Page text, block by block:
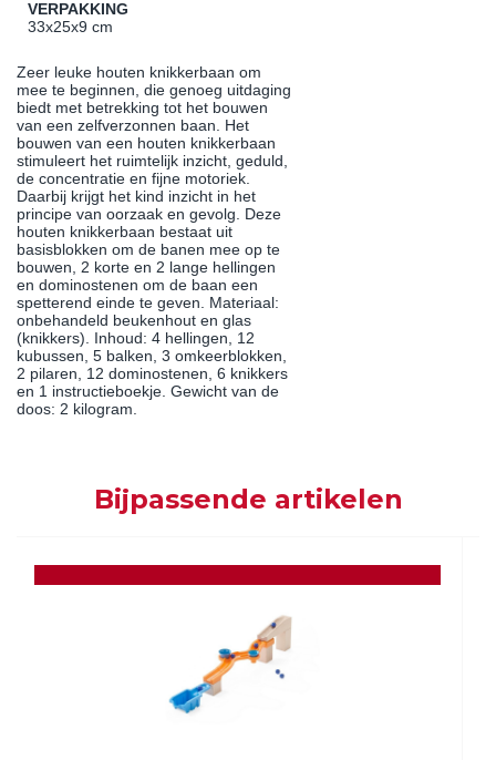
VERPAKKING
33x25x9 cm
Zeer leuke houten knikkerbaan om
mee te beginnen, die genoeg uitdaging
biedt met betrekking tot het bouwen
van een zelfverzonnen baan. Het
bouwen van een houten knikkerbaan
stimuleert het ruimtelijk inzicht, geduld,
de concentratie en fijne motoriek.
Daarbij krijgt het kind inzicht in het
principe van oorzaak en gevolg. Deze
houten knikkerbaan bestaat uit
basisblokken om de banen mee op te
bouwen, 2 korte en 2 lange hellingen
en dominostenen om de baan een
spetterend einde te geven. Materiaal:
onbehandeld beukenhout en glas
(knikkers). Inhoud: 4 hellingen, 12
kubussen, 5 balken, 3 omkeerblokken,
2 pilaren, 12 dominostenen, 6 knikkers
en 1 instructieboekje. Gewicht van de
doos: 2 kilogram.
Bijpassende artikelen